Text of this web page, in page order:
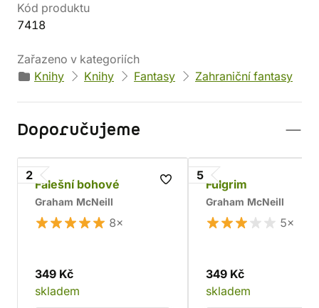
Kód produktu
7418
Zařazeno v kategoriích
Knihy
Knihy Fantasy Zahraniční fantasy
Doporučujeme
2
Falešní bohové
Graham McNeill
8×
349 Kč
skladem
5
Fulgrim
Graham McNeill
5×
349 Kč
skladem